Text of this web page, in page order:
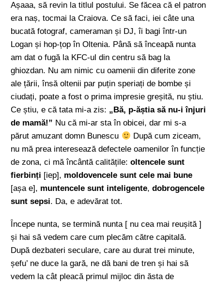
Așaaa, să revin la titlul postului. Se făcea că el patron
era naș, tocmai la Craiova. Ce să faci, iei câte una
bucată fotograf, cameraman și DJ, îi bagi într-un
Logan și hop-țop în Oltenia. Până să înceapă nunta
am dat o fugă la KFC-ul din centru să bag la
ghiozdan. Nu am nimic cu oamenii din diferite zone
ale țării, însă oltenii par puțin speriați de bombe și
ciudați, poate a fost o prima impresie greșită, nu știu.
Ce știu, e că tata mi-a zis: „Bă, p-ăștia să nu-i înjuri
de mamă!” Nu că mi-ar sta în obicei, dar mi s-a
părut amuzant domn Bunescu
După cum ziceam,
nu mă prea interesează defectele oamenilor în funcție
de zona, ci mă încântă calitățile:oltencele sunt
fierbinți [iep], moldovencele sunt cele mai bune
[așa e], muntencele sunt inteligente,dobrogencele
sunt sepsi. Da, e adevărat tot.
Începe nunta, se termină nunta [ nu cea mai reușită ]
și hai să vedem care cum plecăm către capitală.
După dezbateri seculare, care au durat trei minute,
șefu’ ne duce la gară, ne dă bani de tren și hai să
vedem la cât pleacă primul mijloc din ăsta de